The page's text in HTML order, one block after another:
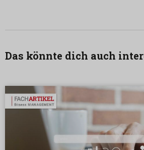
Das könnte dich auch